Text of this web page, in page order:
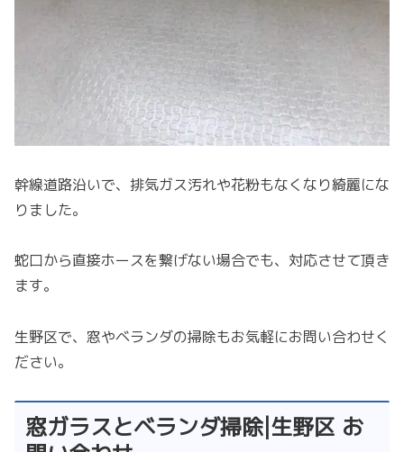
幹線道路沿いで、排気ガス汚れや花粉もなくなり綺麗にな
りました。
蛇口から直接ホースを繋げない場合でも、対応させて頂き
ます。
生野区で、窓やベランダの掃除もお気軽にお問い合わせく
ださい。
窓ガラスとベランダ掃除|生野区 お